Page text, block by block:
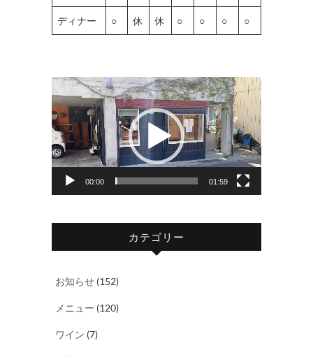
ディナー ○ 休 休 ○ ○ ○ ○
動
画
プ
レ
ー
00:00 01:59
カテゴリー
お知らせ (152)
メニュー (120)
ワイン (7)